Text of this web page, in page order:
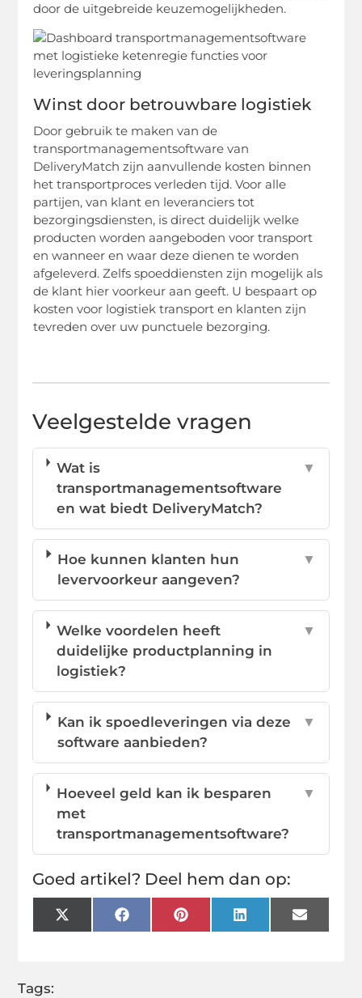
door de uitgebreide keuzemogelijkheden.
Winst door betrouwbare logistiek
Door gebruik te maken van de
transportmanagementsoftware van
DeliveryMatch zijn aanvullende kosten binnen
het transportproces verleden tijd. Voor alle
partijen, van klant en leveranciers tot
bezorgingsdiensten, is direct duidelijk welke
producten worden aangeboden voor transport
en wanneer en waar deze dienen te worden
afgeleverd. Zelfs spoeddiensten zijn mogelijk als
de klant hier voorkeur aan geeft. U bespaart op
kosten voor logistiek transport en klanten zijn
tevreden over uw punctuele bezorging.
Veelgestelde vragen
Wat is
transportmanagementsoftware
en wat biedt DeliveryMatch?
▼
Hoe kunnen klanten hun
levervoorkeur aangeven?
▼
Welke voordelen heeft
duidelijke productplanning in
logistiek?
▼
Kan ik spoedleveringen via deze
software aanbieden?
▼
Hoeveel geld kan ik besparen
met
transportmanagementsoftware?
▼
Goed artikel? Deel hem dan op:
X
(Twitter)
FacebookPinterestLinkedInEmail
Tags: